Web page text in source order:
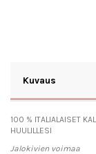
Kuvaus
100 % ITALIALAISET
HUULILLESI
Jalokivien voimaa